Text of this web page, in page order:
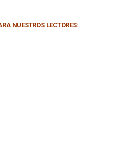
NUESTROS LECTORES: